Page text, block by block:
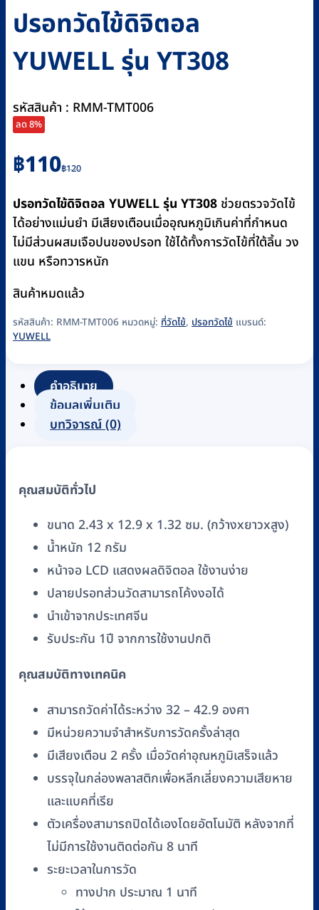
ปรอทวัดไข้ดิจิตอล
YUWELL รุ่น YT308
รหัสสินค้า : RMM-TMT006
ลด 8%
฿120
Original
price
was:
฿120.
฿110
Current
price
is:
฿110.
ปรอทวัดไข้ดิจิตอล YUWELL รุ่น YT308 ช่วยตรวจวัดไข้
ได้อย่างแม่นยำ มีเสียงเตือนเมื่ออุณหภูมิเกินค่าที่กำหนด
ไม่มีส่วนผสมเจือปนของปรอท ใช้ได้ทั้งการวัดไข้ที่ใต้ลิ้น วง
แขน หรือทวารหนัก
สินค้าหมดแล้ว
รหัสสินค้า: RMM-TMT006 หมวดหมู่: ที่วัดไข้, ปรอทวัดไข้ แบรนด์:
YUWELL
คำอธิบาย
ข้อมูลเพิ่มเติม
บทวิจารณ์ (0)
คุณสมบัติทั่วไป
ขนาด 2.43 x 12.9 x 1.32 ซม. (กว้างxยาวxสูง)
น้ำหนัก 12 กรัม
หน้าจอ LCD แสดงผลดิจิตอล ใช้งานง่าย
ปลายปรอทส่วนวัดสามารถโค้งงอได้
นำเข้าจากประเทศจีน
รับประกัน 1ปี จากการใช้งานปกติ
คุณสมบัติทางเทคนิค
สามารถวัดค่าได้ระหว่าง 32 – 42.9 องศา
มีหน่วยความจำสำหรับการวัดครั้งล่าสุด
มีเสียงเตือน 2 ครั้ง เมื่อวัดค่าอุณหภูมิเสร็จแล้ว
บรรจุในกล่องพลาสติกเพื่อหลีกเลี่ยงความเสียหาย
และแบคที่เรีย
ตัวเครื่องสามารถปิดได้เองโดยอัตโนมัติ หลังจากที่
ไม่มีการใช้งานติดต่อกัน 8 นาที
ระยะเวลาในการวัด
ทางปาก ประมาณ 1 นาที